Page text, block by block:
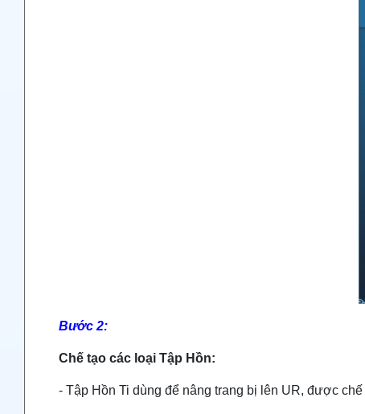
Bước 2:
Chế tạo các loại Tập Hồn:
- Tập Hồn Ti dùng để nâng trang bị lên UR, được